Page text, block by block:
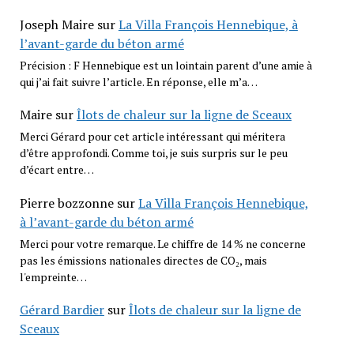
Joseph MairesurLa Villa François Hennebique, à
l’avant-garde du béton armé
Précision : F Hennebique est un lointain parent d’une amie à
qui j’ai fait suivre l’article. En réponse, elle m’a…
MairesurÎlots de chaleur sur la ligne de Sceaux
Merci Gérard pour cet article intéressant qui méritera
d’être approfondi. Comme toi, je suis surpris sur le peu
d’écart entre…
Pierre bozzonnesurLa Villa François Hennebique,
à l’avant-garde du béton armé
Merci pour votre remarque. Le chiffre de 14 % ne concerne
pas les émissions nationales directes de CO₂, mais
l'empreinte…
Gérard BardiersurÎlots de chaleur sur la ligne de
Sceaux